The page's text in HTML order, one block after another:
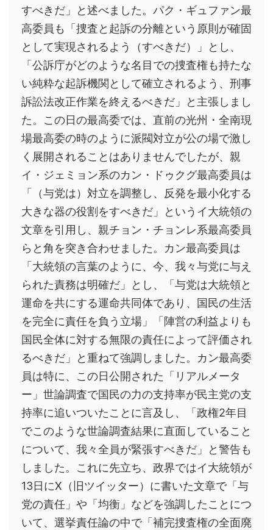
すべきだ」と述べました。パク・ギュファン最
高委員も「捜査と起訴の分離という原則が確固
として実現されるよう（すべきだ）」とし、
「公訴庁がどのような名目での捜査権も持たな
い純粋な起訴機関として確立されるよう、刑事
訴訟法改正作業を終えるべきだ」と主張しまし
た。この日の最高委では、直前の光州・全南現
場最高委の時のように派閥対立が公の場で激し
く展開されることはありませんでしたが、親
イ・ジェミョン系のカン・ドゥクグ最高委員は
「（与党は）対立を調整し、反発を最小化する
大きな器の役割をすべきだ」というイ大統領の
文章を引用し、親チョン・チョンレ系最高委員
らと角を突き合わせました。カン最高委員は
「大統領の言葉のように、今、我々与党に与え
られた責務は明確だ」とし、「与党は大統領と
運命を共にする運命共同体であり、国民の生活
を完全に責任を負う立場」「陣営の利益よりも
国民全体に対する無限の責任によって評価され
るべきだ」と重ねて強調しました。カン最高委
員は特に、この日公開された「リアルメータ
ー」世論調査で国民の力の支持率が民主党の支
持率に追いついたことに言及し、「政権2年目
でこのような世論調査結果に直面していること
について、我々全員が緊張すべきだ」と警告も
しました。これに先立ち、政界ではイ大統領が
13日にX（旧ツイッター）に書いた文章で「与
党の責任」や「均衡」などを強調したことにつ
いて、選挙責任論の中で「補完捜査権の全面廃